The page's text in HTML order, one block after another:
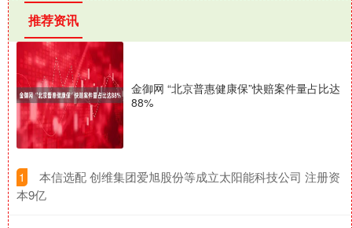
推荐资讯
金御网 “北京普惠健康保”快赔案件量占比达
88%
1
​本信选配 创维集团爱旭股份等成立太阳能科技公司 注册资
本9亿